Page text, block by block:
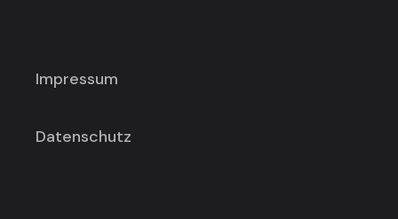
Impressum
Datenschutz